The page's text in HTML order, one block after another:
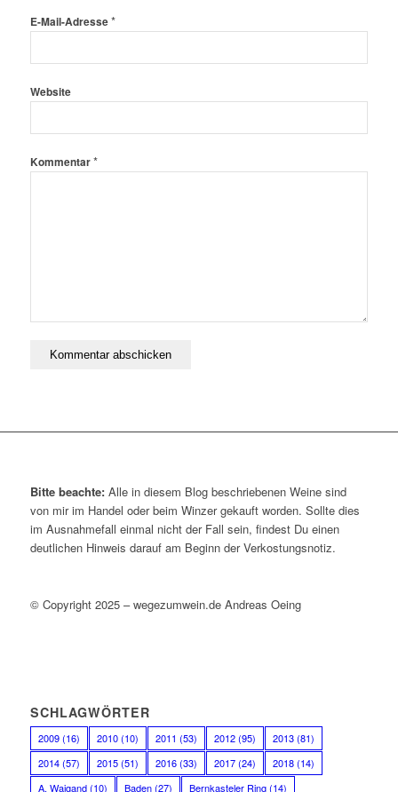
E-Mail-Adresse*
Website
Kommentar*
Bitte beachte:Alle in diesem Blog beschriebenen Weine sind
von mir im Handel oder beim Winzer gekauft worden. Sollte dies
im Ausnahmefall einmal nicht der Fall sein, findest Du einen
deutlichen Hinweis darauf am Beginn der Verkostungsnotiz.
© Copyright 2025 – wegezumwein.de Andreas Oeing
SCHLAGWÖRTER
2009(16) 2010(10) 2011 (53) 2012(95) 2013(81)
2014(57) 2015(51) 2016(33) 2017(24) 2018(14)
A. Waigand(10) Baden(27) Bernkasteler Ring(14)